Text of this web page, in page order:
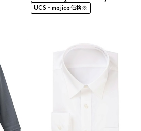
UCS・majica価格※